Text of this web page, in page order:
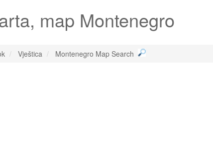
map Montenegro
Vještica Montenegro Map Search